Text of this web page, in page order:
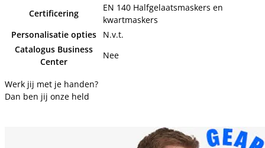
Certificering
EN 140 Halfgelaatsmaskers en
kwartmaskers
Personalisatie opties
N.v.t.
Catalogus Business
Center
Nee
Werk jij met je handen?
Dan ben jij onze held